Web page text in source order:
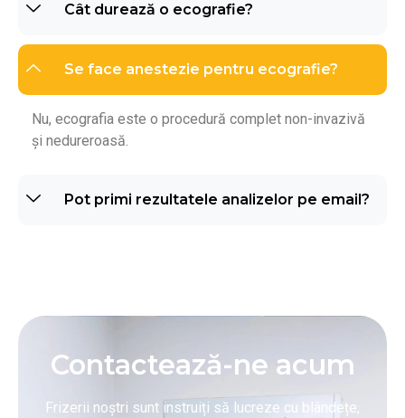
Cât durează o ecografie?
Se face anestezie pentru ecografie?
Nu, ecografia este o procedură complet non-invazivă
și nedureroasă.
Pot primi rezultatele analizelor pe email?
Contactează-ne acum
Frizerii noștri sunt instruiți să lucreze cu blândețe,